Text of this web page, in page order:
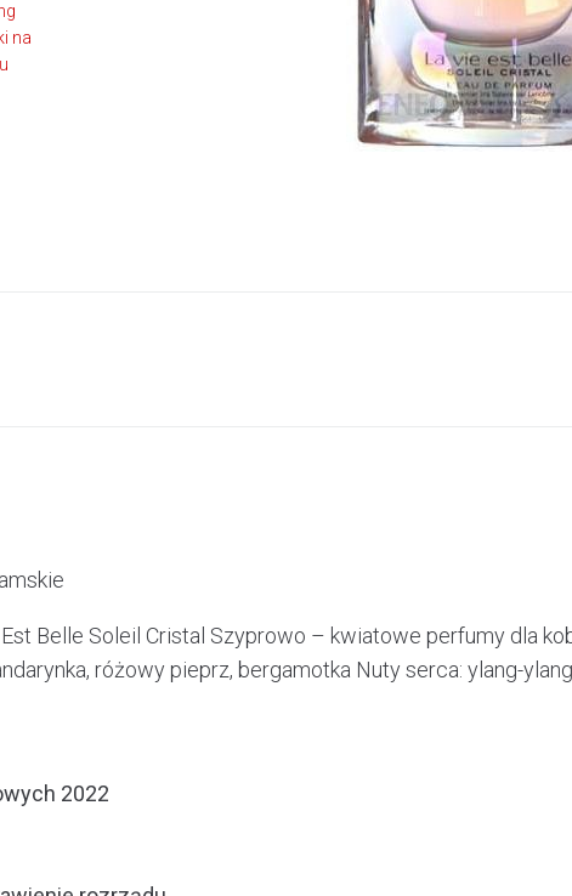
na
Belle Soleil Cristal Szyprowo – kwiatowe perfumy dla
różowy pieprz, bergamotka Nuty serca: ylang-
2022